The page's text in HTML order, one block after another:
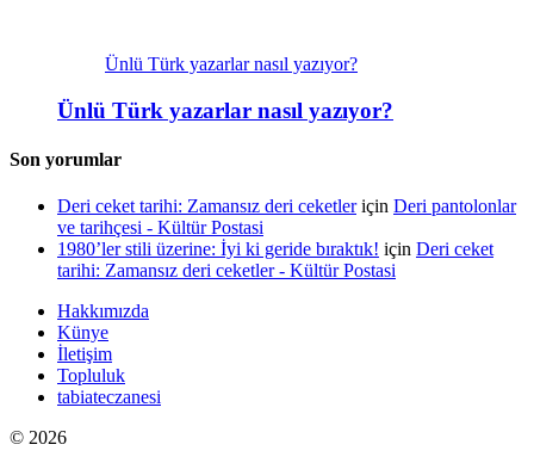
Ünlü Türk yazarlar nasıl yazıyor?
Ünlü Türk yazarlar nasıl yazıyor?
Son yorumlar
Deri ceket tarihi: Zamansız deri ceketleriçin Deri pantolonlar
ve tarihçesi - Kültür Postasi
1980’ler stili üzerine: İyi ki geride bıraktık! için Deri ceket
tarihi: Zamansız deri ceketler - Kültür Postasi
Hakkımızda
Künye
İletişim
Topluluk
tabiateczanesi
© 2026